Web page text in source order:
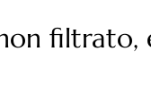
filtrato,